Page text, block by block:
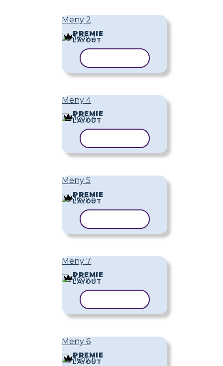
Meny 2
PREMIE
LAYOUT
Meny 4
PREMIE
LAYOUT
Meny 5
PREMIE
LAYOUT
Meny 7
PREMIE
LAYOUT
Meny 6
PREMIE
LAYOUT